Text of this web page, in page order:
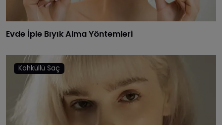
Evde İple Bıyık Alma Yöntemleri
Kahküllü Saç